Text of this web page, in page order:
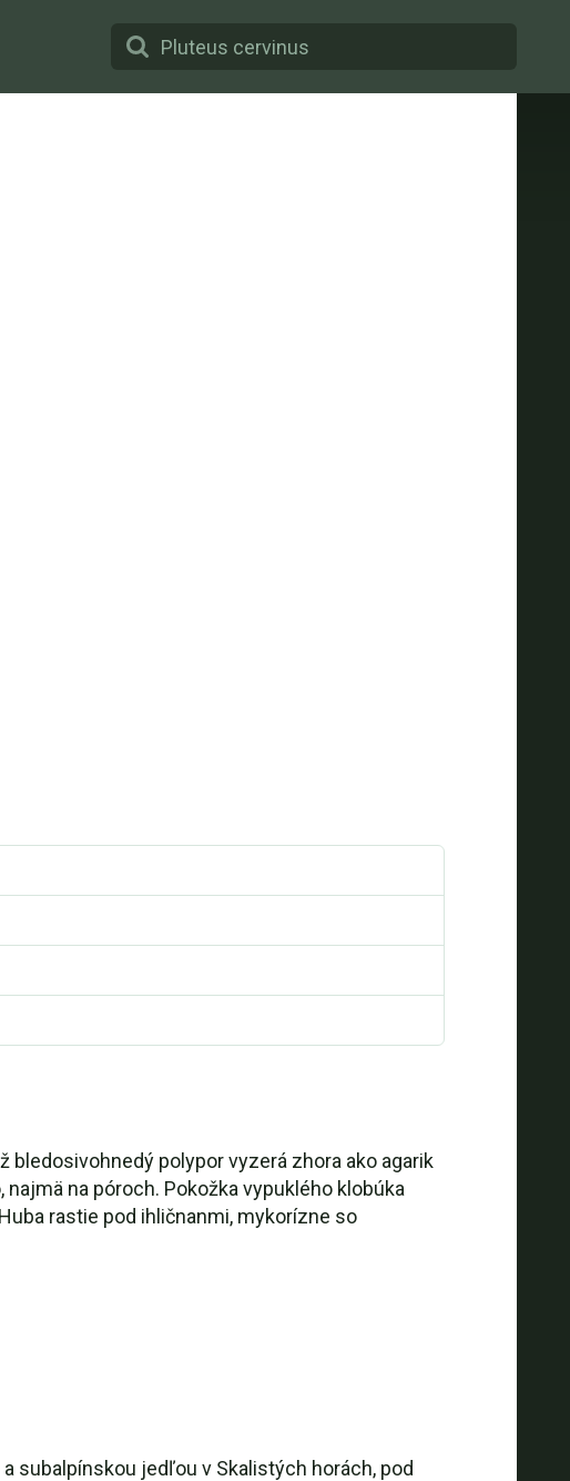
bledosivohnedý polypor vyzerá zhora ako agarik
na póroch. Pokožka vypuklého klobúka
rastie pod ihličnanmi, mykorízne so
subalpínskou jedľou v Skalistých horách, pod